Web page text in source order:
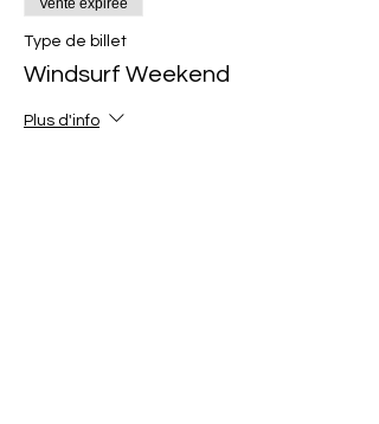
Type de billet
Windsurf Weekend
Plus d'info